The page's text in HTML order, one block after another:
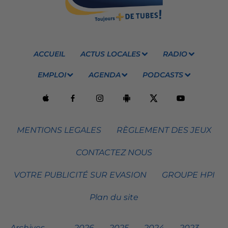
ACCUEIL ACTUS LOCALES RADIO
EMPLOI AGENDA PODCASTS
MENTIONS LEGALES RÈGLEMENT DES JEUX
CONTACTEZ NOUS
VOTRE PUBLICITÉ SUR EVASION GROUPE HPI
Plan du site